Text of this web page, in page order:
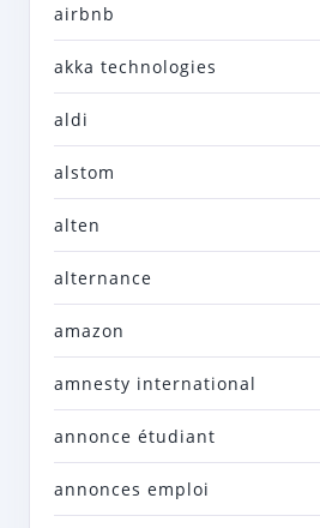
airbnb
akka technologies
aldi
alstom
alten
alternance
amazon
amnesty international
annonce étudiant
annonces emploi